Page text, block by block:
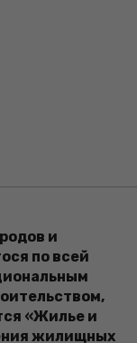
и
по всей
«Жилье и
жилищных